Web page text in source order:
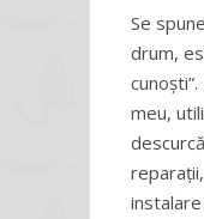
Se
drum,
meu,